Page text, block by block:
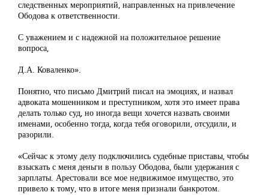
следственных мероприятий, направленных на привлечение
Ободова к ответственности.
С уважением и с надежной на положительное решение
вопроса,
Д.А. Коваленко».
Понятно, что письмо Дмитрий писал на эмоциях, и назвал
адвоката мошенником и преступником, хотя это имеет права
делать только суд, но иногда вещи хочется назвать своими
именами, особенно тогда, когда тебя оговорили, отсудили, и
разорили.
«Сейчас к этому делу подключились судебные приставы, чтобы
взыскать с меня деньги в пользу Ободова, были удержания с
зарплаты. Арестовали все мое недвижимое имущество, это
привело к тому, что в итоге меня признали банкротом.